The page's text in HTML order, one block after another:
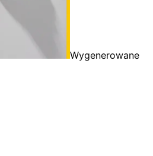
Wygenerowane